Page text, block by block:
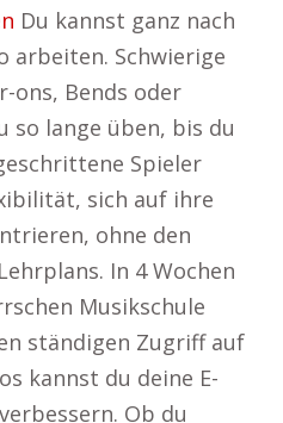
Du kannst ganz nach
arbeiten. Schwierige
ons, Bends oder
so lange üben, bis du
Spieler
sich auf ihre
ohne den
In 4 Wochen
Musikschule
ständigen Zugriff auf
kannst du deine E-
Ob du